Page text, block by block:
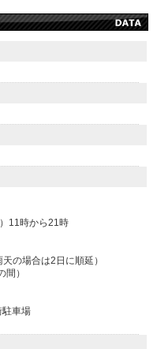
11時から21時
の場合は2日に順延）
）
車場